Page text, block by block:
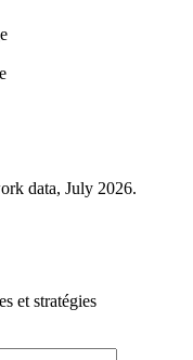
data, July 2026.
et stratégies